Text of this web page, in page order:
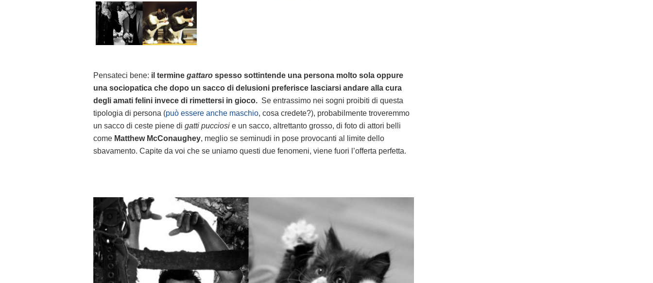
Pensateci bene: il termine gattaro spesso sottintende una persona molto sola oppure
una sociopatica che dopo un sacco di delusioni preferisce lasciarsi andare alla cura
degli amati felini invece di rimettersi in gioco. Se entrassimo nei sogni proibiti di questa
tipologia di persona (può essere anche maschio, cosa credete?), probabilmente troveremmo
un sacco di ceste piene di gatti pucciosi e un sacco, altrettanto grosso, di foto di attori belli
come Matthew McConaughey, meglio se seminudi in pose provocanti al limite dello
sbavamento. Capite da voi che se uniamo questi due fenomeni, viene fuori l’offerta perfetta.